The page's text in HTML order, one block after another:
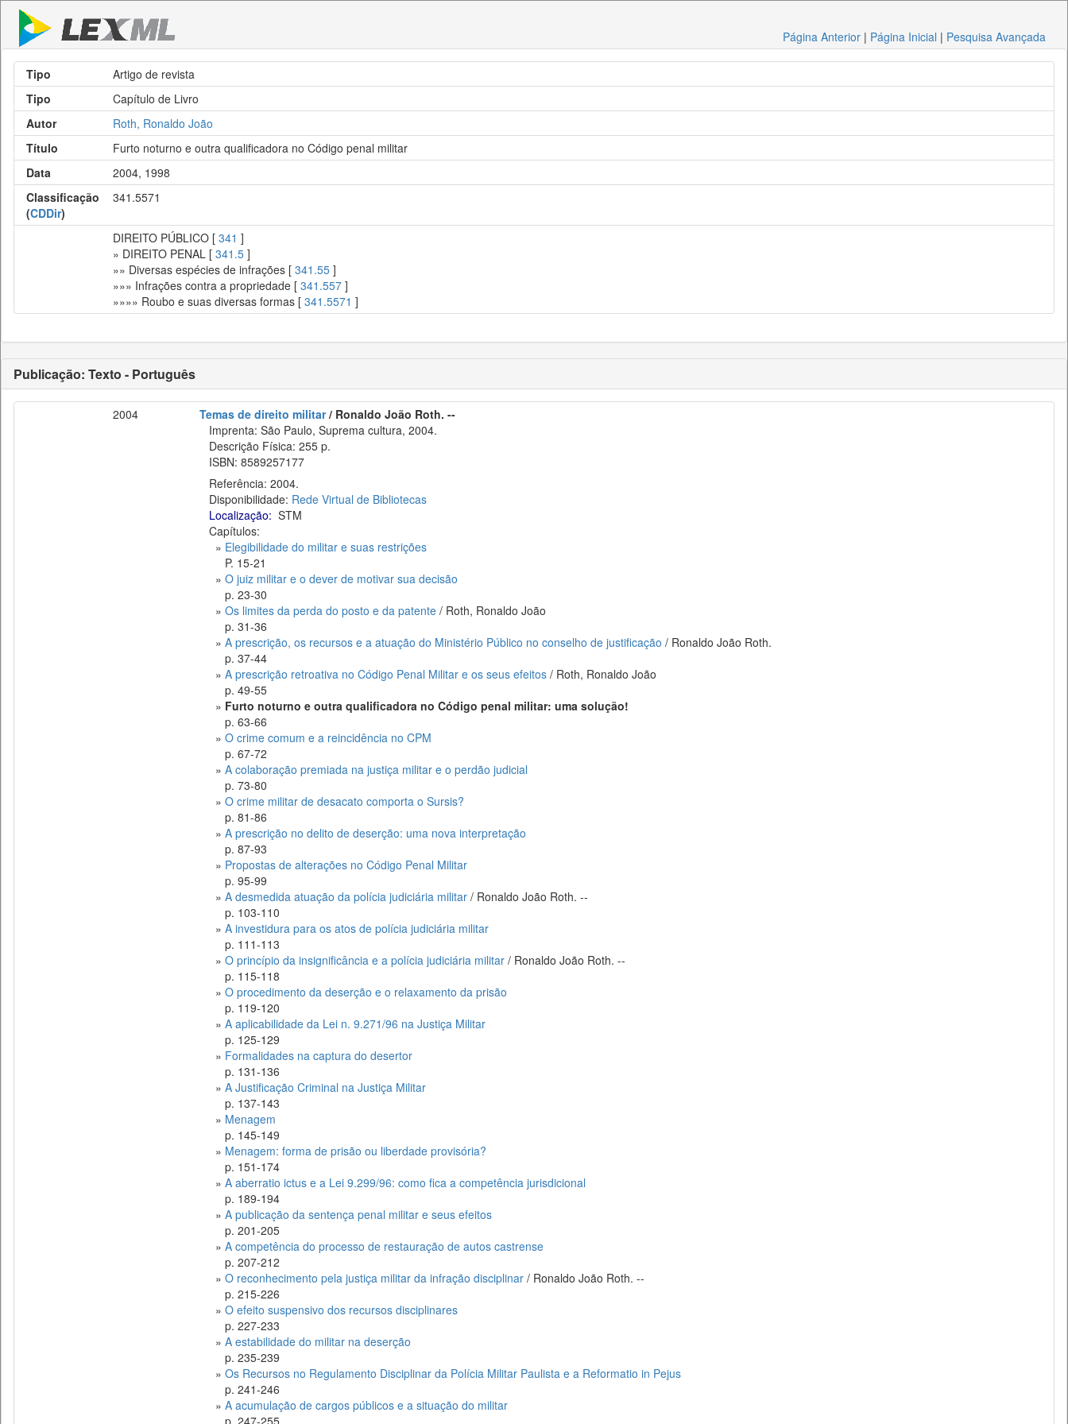
Página Anterior | Página Inicial | Pesquisa Avançada
Tipo
Artigo de revista
Tipo
Capítulo de Livro
Autor
Roth, Ronaldo João
Título
Furto noturno e outra qualificadora no Código penal militar
Data
2004, 1998
Classificação
(CDDir)
341.5571
DIREITO PÚBLICO [ 341 ]
» DIREITO PENAL [ 341.5 ]
»» Diversas espécies de infrações [ 341.55 ]
»»» Infrações contra a propriedade [ 341.557 ]
»»»» Roubo e suas diversas formas [ 341.5571 ]
Publicação: Texto - Português
2004 Temas de direito militar/ Ronaldo João Roth. --
Imprenta: São Paulo, Suprema cultura, 2004.
Descrição Física: 255 p.
ISBN: 8589257177
Referência: 2004.
Disponibilidade: Rede Virtual de Bibliotecas
Localização: STM
Capítulos:
» Elegibilidade do militar e suas restrições
P. 15-21
» O juiz militar e o dever de motivar sua decisão
p. 23-30
» Os limites da perda do posto e da patente / Roth, Ronaldo João
p. 31-36
» A prescrição, os recursos e a atuação do Ministério Público no conselho de justificação / Ronaldo João Roth.
p. 37-44
» A prescrição retroativa no Código Penal Militar e os seus efeitos / Roth, Ronaldo João
p. 49-55
» Furto noturno e outra qualificadora no Código penal militar: uma solução!
p. 63-66
» O crime comum e a reincidência no CPM
p. 67-72
» A colaboração premiada na justiça militar e o perdão judicial
p. 73-80
» O crime militar de desacato comporta o Sursis?
p. 81-86
» A prescrição no delito de deserção: uma nova interpretação
p. 87-93
» Propostas de alterações no Código Penal Militar
p. 95-99
» A desmedida atuação da polícia judiciária militar / Ronaldo João Roth. --
p. 103-110
» A investidura para os atos de polícia judiciária militar
p. 111-113
» O princípio da insignificância e a polícia judiciária militar / Ronaldo João Roth. --
p. 115-118
» O procedimento da deserção e o relaxamento da prisão
p. 119-120
» A aplicabilidade da Lei n. 9.271/96 na Justiça Militar
p. 125-129
» Formalidades na captura do desertor
p. 131-136
» A Justificação Criminal na Justiça Militar
p. 137-143
» Menagem
p. 145-149
» Menagem: forma de prisão ou liberdade provisória?
p. 151-174
» A aberratio ictus e a Lei 9.299/96: como fica a competência jurisdicional
p. 189-194
» A publicação da sentença penal militar e seus efeitos
p. 201-205
» A competência do processo de restauração de autos castrense
p. 207-212
» O reconhecimento pela justiça militar da infração disciplinar / Ronaldo João Roth. --
p. 215-226
» O efeito suspensivo dos recursos disciplinares
p. 227-233
» A estabilidade do militar na deserção
p. 235-239
» Os Recursos no Regulamento Disciplinar da Polícia Militar Paulista e a Reformatio in Pejus
p. 241-246
» A acumulação de cargos públicos e a situação do militar
p. 247-255